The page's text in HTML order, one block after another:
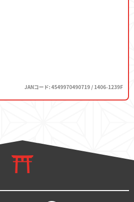
JANコード: 4549970490719 / 1406-1239F